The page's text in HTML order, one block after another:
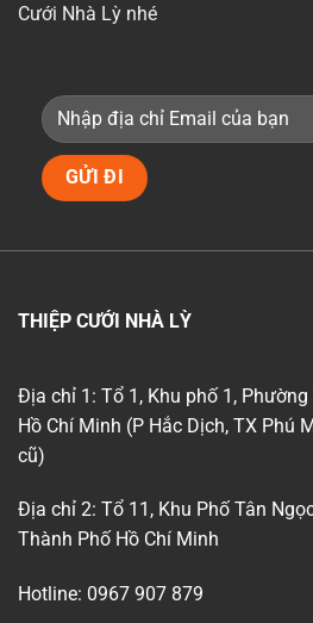
Cưới Nhà Lỳ nhé
THIỆP CƯỚI NHÀ LỲ
Địa chỉ 1: Tổ 1, Khu phố 1,
Hồ Chí Minh (P Hắc Dịch, TX Phú
cũ)
Địa chỉ 2: Tổ 11, Khu Phố Tân
Thành Phố Hồ Chí Minh
Hotline: 0967 907 879